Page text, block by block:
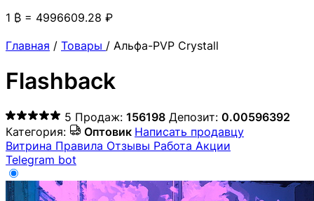
1 ₿ = 4996609.28 ₽
Главная / Товары / Альфа-PVP Crystall
Flashback
5 Продаж: 156198 Депозит: 0.00596392
Категория:
Оптовик Написать продавцу
Витрина Правила Отзывы Работа Акции
Telegram bot